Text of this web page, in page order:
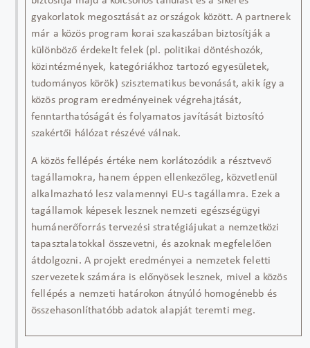
gyakorlatok megosztását az országok között. A partnerek
már a közös program korai szakaszában biztosítják a
különböző érdekelt felek (pl. politikai döntéshozók,
közintézmények, kategóriákhoz tartozó egyesületek,
tudományos körök) szisztematikus bevonását, akik így a
közös program eredményeinek végrehajtását,
fenntarthatóságát és folyamatos javítását biztosító
szakértői hálózat részévé válnak.
A közös fellépés értéke nem korlátozódik a résztvevő
tagállamokra, hanem éppen ellenkezőleg, közvetlenül
alkalmazható lesz valamennyi EU-s tagállamra. Ezek a
tagállamok képesek lesznek nemzeti egészségügyi
humánerőforrás tervezési stratégiájukat a nemzetközi
tapasztalatokkal összevetni, és azoknak megfelelően
átdolgozni. A projekt eredményei a nemzetek feletti
szervezetek számára is előnyösek lesznek, mivel a közös
fellépés a nemzeti határokon átnyúló homogénebb és
összehasonlíthatóbb adatok alapját teremti meg.